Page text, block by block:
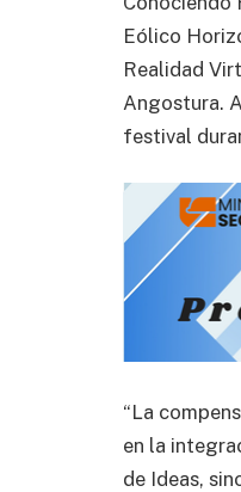
Eólico
Realidad
Angostura.
festival
“La
en la
de Ideas,